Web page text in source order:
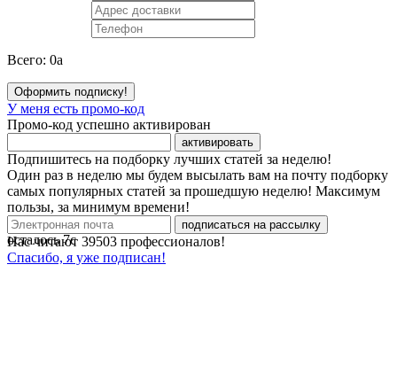
Всего: 0a
Оформить подписку!
У меня есть промо-код
Промо-код успешно активирован
активировать
Подпишитесь на подборку лучших статей за неделю!
Один раз в неделю мы будем высылать вам на почту подборку
самых популярных статей за прошедшую неделю! Максимум
пользы, за минимум времени!
подписаться на рассылку
Нас читают 39503 профессионалов!
Спасибо, я уже подписан!
осталось7с